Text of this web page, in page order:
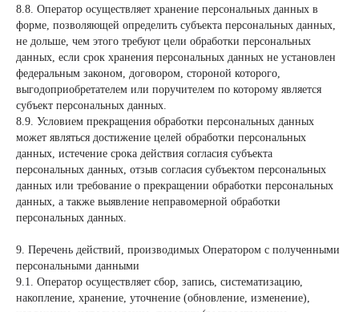
8.8. Оператор осуществляет хранение персональных данных в
форме, позволяющей определить субъекта персональных данных,
не дольше, чем этого требуют цели обработки персональных
данных, если срок хранения персональных данных не установлен
федеральным законом, договором, стороной которого,
выгодоприобретателем или поручителем по которому является
субъект персональных данных.
8.9. Условием прекращения обработки персональных данных
может являться достижение целей обработки персональных
данных, истечение срока действия согласия субъекта
персональных данных, отзыв согласия субъектом персональных
данных или требование о прекращении обработки персональных
данных, а также выявление неправомерной обработки
персональных данных.
9. Перечень действий, производимых Оператором с полученными
персональными данными
9.1. Оператор осуществляет сбор, запись, систематизацию,
накопление, хранение, уточнение (обновление, изменение),